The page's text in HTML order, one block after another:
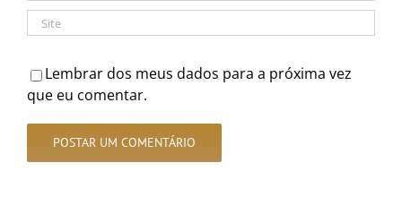
Lembrar dos meus dados para a próxima vez
que eu comentar.